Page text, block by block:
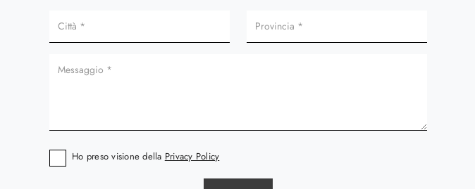
Ho preso visione della Privacy Policy